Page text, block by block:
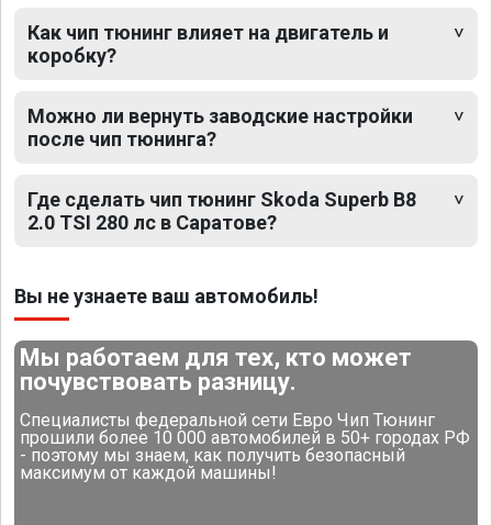
Как чип тюнинг влияет на двигатель и
коробку?
Можно ли вернуть заводские настройки
после чип тюнинга?
Где сделать чип тюнинг Skoda Superb B8
2.0 TSI 280 лс в Саратове?
Вы не узнаете ваш автомобиль!
Мы работаем для тех, кто может
почувствовать разницу.
Специалисты федеральной сети Евро Чип Тюнинг
прошили более 10 000 автомобилей в 50+ городах РФ
- поэтому мы знаем, как получить безопасный
максимум от каждой машины!